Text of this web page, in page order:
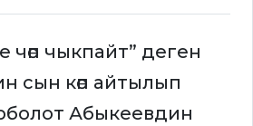
чөп чыкпайт” деген
сын көп айтылып
Абыкеевдин